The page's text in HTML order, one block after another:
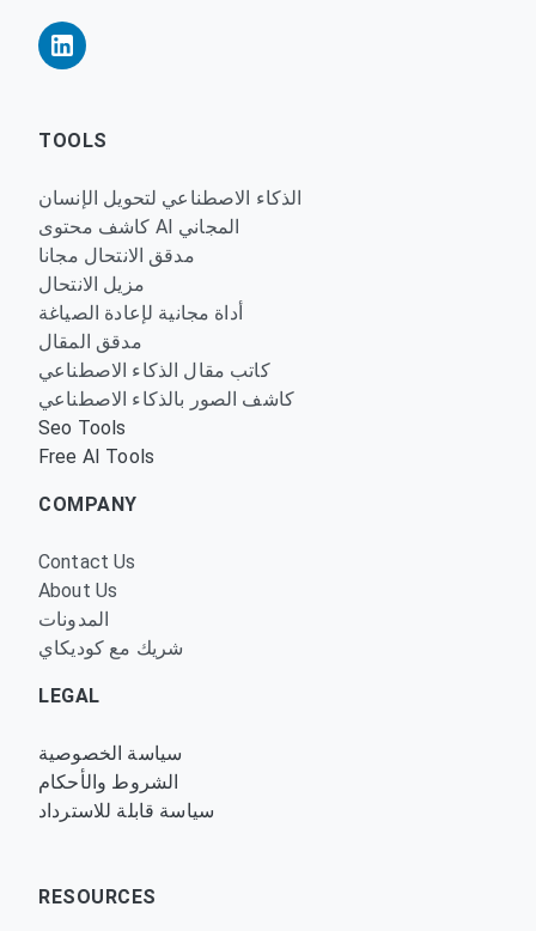
TOOLS
الذكاء الاصطناعي لتحويل الإنسان
كاشف محتوى AI المجاني
مدقق الانتحال مجانا
مزيل الانتحال
أداة مجانية لإعادة الصياغة
مدقق المقال
كاتب مقال الذكاء الاصطناعي
كاشف الصور بالذكاء الاصطناعي
Seo Tools
Free AI Tools
COMPANY
Contact Us
About Us
المدونات
شريك مع كوديكاي
LEGAL
سياسة الخصوصية
الشروط والأحكام
سياسة قابلة للاسترداد
RESOURCES